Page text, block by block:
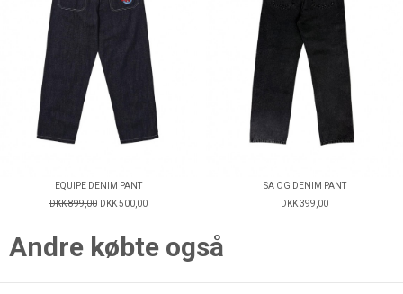
EQUIPE DENIM PANT
DKK 899,00 DKK 500,00
SA OG DENIM PANT
DKK 399,00
Andre købte også